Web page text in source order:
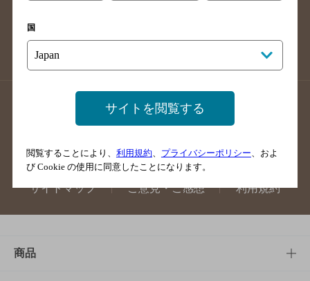
店舗登録方法のご案内
店舗情報更新方法のご案内
掲載店舗様ログイン
サイトマップ ご意見・ご感想 利用規約
商品
国
サイトを閲覧する
閲覧することにより、 利用規約 プライバシーポリシー 、およ
び Cookie の使用に同意したことになります。